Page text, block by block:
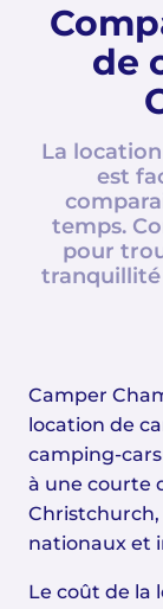
de
La
est
temps.
pour
tranquillité
Camper
location de
camping-
à une courte
Christchurch,
nationaux et
Le coût de la